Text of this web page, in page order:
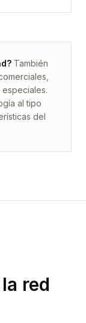
También
al tipo
del
red